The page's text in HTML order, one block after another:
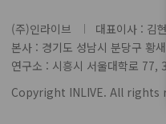
(주)인라이브 대표이사 : 김
본사 : 경기도 성남시 분당구 황
연구소 : 시흥시 서울대학로 77, 3
Copyright INLIVE. All rights